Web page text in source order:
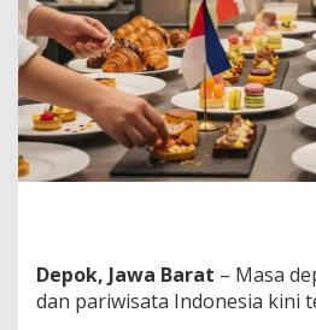
Depok, Jawa Barat – Masa
dan pariwisata Indonesia kini